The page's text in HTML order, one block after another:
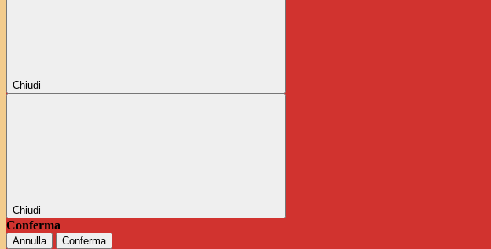
Chiudi
Chiudi
Conferma
Annulla Conferma